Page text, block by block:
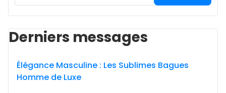
Derniers messages
Élégance Masculine : Les Sublimes Bagues
Homme de Luxe